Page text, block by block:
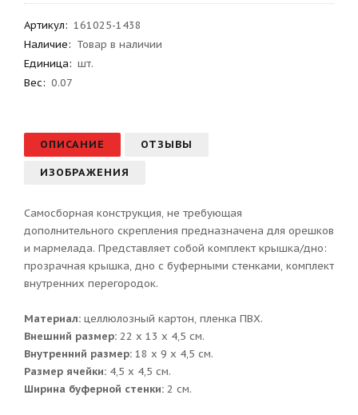
Артикул: 161025-1438
Наличие: Товар в наличии
Единица: шт.
Вес: 0.07
ОПИСАНИЕ ОТЗЫВЫ
ИЗОБРАЖЕНИЯ
Самосборная конструкция, не требующая
дополнительного скрепления предназначена для орешков
и мармелада. Представляет собой комплект крышка/дно:
прозрачная крышка, дно с буферными стенками, комплект
внутренних перегородок.
Материал: целлюлозный картон, пленка ПВХ.
Внешний размер: 22 х 13 х 4,5 см.
Внутренний размер: 18 х 9 х 4,5 см.
Размер ячейки: 4,5 х 4,5 см.
Ширина буферной стенки: 2 см.